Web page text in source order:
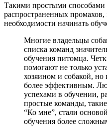
Такими простыми способами
распространенных промахов,
необходимости начинать
Многие владельцы
списка команд
обучения питомца.
помогают не только
хозяином и собакой, но
более эффективным.
успехами в обучении,
простые команды,
“Ко мне”, стали
обучения более